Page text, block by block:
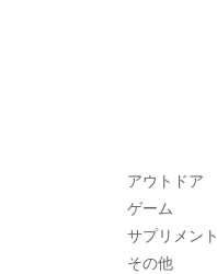
アウトドア
ゲーム
サプリメント
その他